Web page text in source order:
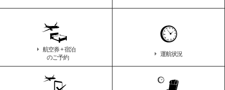
航空券 + 宿泊
のご予約
運航状況